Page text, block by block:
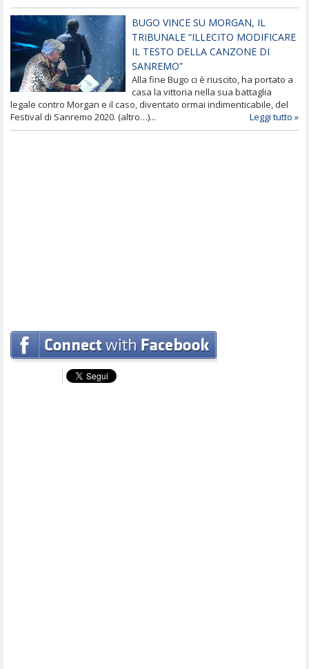
BUGO VINCE SU MORGAN, IL
TRIBUNALE “ILLECITO MODIFICARE
IL TESTO DELLA CANZONE DI
SANREMO”
Alla fine Bugo ci è riuscito, ha portato a
casa la vittoria nella sua battaglia
legale contro Morgan e il caso, diventato ormai indimenticabile, del
Festival di Sanremo 2020. (altro…)...
Leggi tutto »